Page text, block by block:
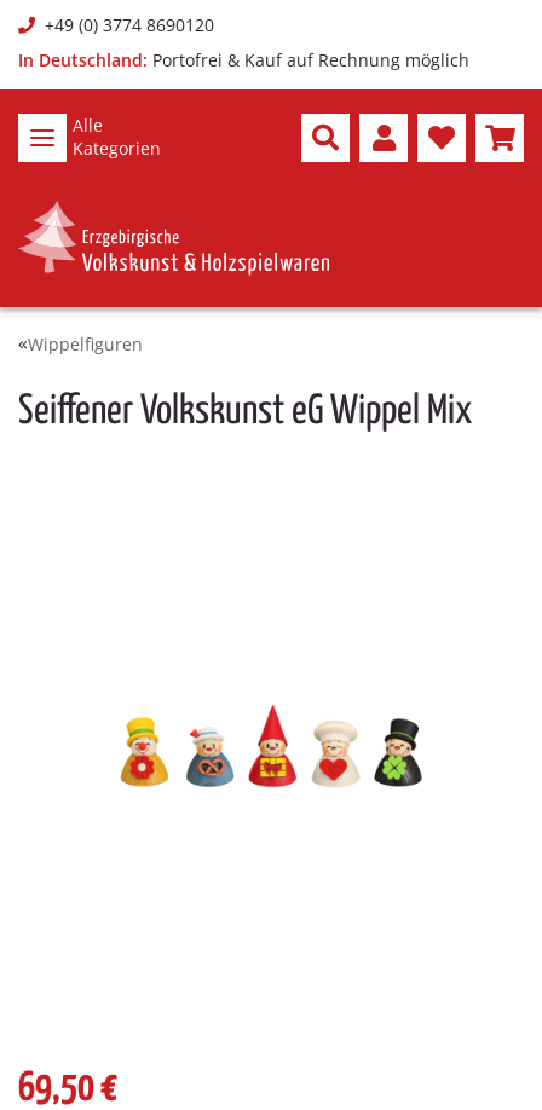
+49 (0) 3774 8690120
In Deutschland: Portofrei & Kauf auf Rechnung möglich
Alle
Kategorien
Wippelfiguren
Seiffener Volkskunst eG Wippel Mix
69,50 €